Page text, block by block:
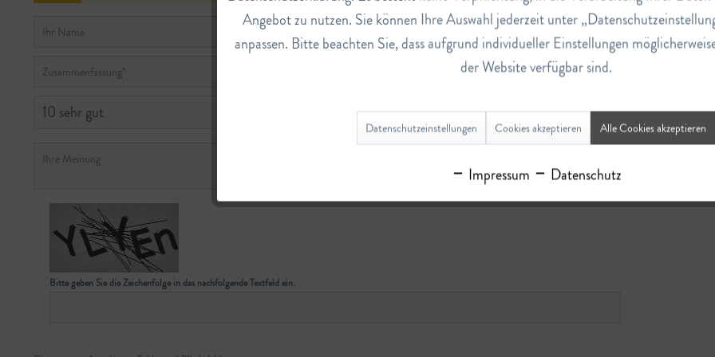
Bitte geben Sie die Zeichenfolge in das nachfolgende Textfeld ein.
Tracking
Service
Angebot zu nutzen. Sie können Ihre Auswahl jederzeit unter
anpassen. Bitte beachten Sie, dass aufgrund individueller Einstellungen
der Website verfügbar sind.
Datenschutzeinstellungen Cookies akzeptieren Alle Cookies akzeptieren
Impressum Datenschutz